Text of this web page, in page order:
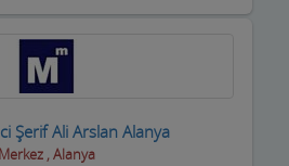
Şerif Ali Arslan Alanya
Merkez , Alanya